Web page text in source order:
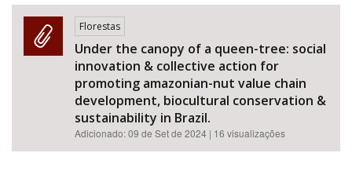
Subtema
Área de Levantamento
Área Protegida
Florestas
Under the canopy of a queen-tree: social
innovation & collective action for
promoting amazonian-nut value chain
development, biocultural conservation &
sustainability in Brazil.
Adicionado:09 de Set de 2024 | 16 visualizações